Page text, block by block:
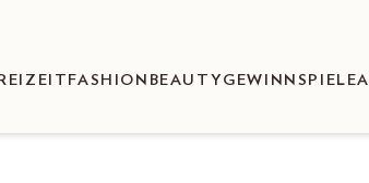
FASHION BEAUTY GEWINNSPIELE